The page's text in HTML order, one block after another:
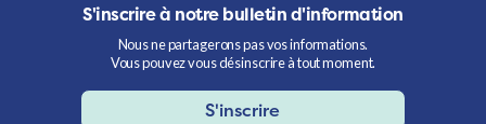
S'inscrire à notre bulletin d'information
Nous ne partagerons pas vos informations.
Vous pouvez vous désinscrire à tout moment.
S'inscrire